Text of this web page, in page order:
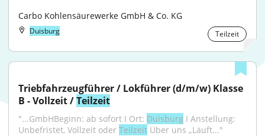
Carbo Kohlensäurewerke GmbH & Co. KG
Duisburg Teilzeit
Triebfahrzeugführer / Lokführer (d/m/w) Klasse
B - Vollzeit / Teilzeit
"...GmbHBeginn: ab sofort I Ort: Duisburg I Anstellung:
Unbefristet, Vollzeit oder Teilzeit Über uns „Läuft..."